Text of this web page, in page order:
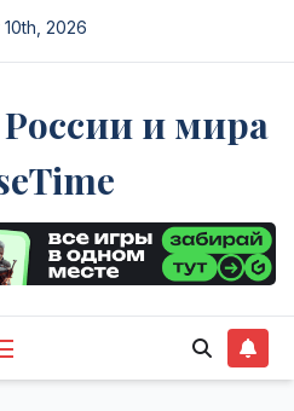
2026
и мира